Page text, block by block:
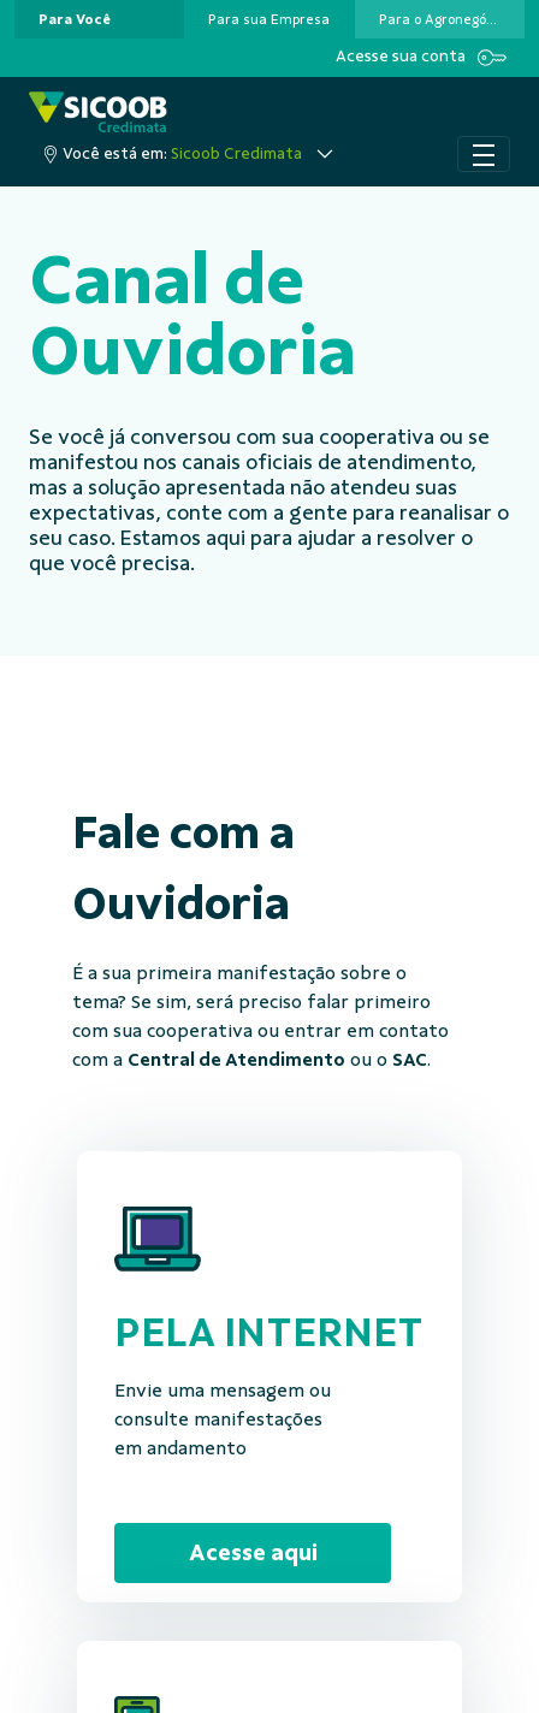
Pular para o Conteúdo principal
Para Você Para sua Empresa Para o Agronegócio
Acesse sua conta
Você está em: Sicoob Credimata
Canal de
Ouvidoria
Se você já conversou com sua cooperativa ou se
manifestou nos canais oficiais de atendimento,
mas a solução apresentada não atendeu suas
expectativas, conte com a gente para reanalisar o
seu caso. Estamos aqui para ajudar a resolver o
que você precisa.
Fale com a
Ouvidoria
É a sua primeira manifestação sobre o
tema? Se sim, será preciso falar primeiro
com sua cooperativa ou entrar em contato
com a Central de Atendimento ou o SAC.
PELA INTERNET
Envie uma mensagem ou
consulte manifestações
em andamento
Acesse aqui